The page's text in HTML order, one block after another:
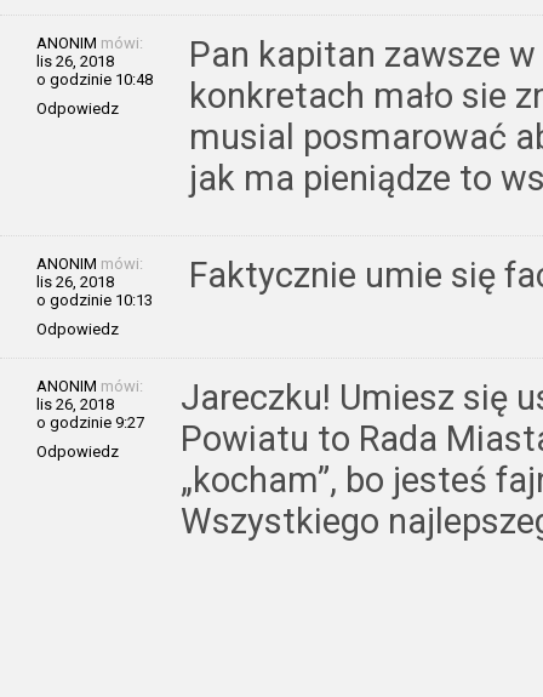
ANONIM mówi:
lis 26, 2018
o godzinie 10:48
Odpowiedz
Pan kapitan zawsze
konkretach mało sie
musial posmarować
jak ma pieniądze to
ANONIM mówi:
lis 26, 2018
o godzinie 10:13
Odpowiedz
Faktycznie umie się
ANONIM mówi:
lis 26, 2018
o godzinie 9:27
Odpowiedz
Jareczku! Umiesz się
Powiatu to Rada
„kocham”, bo jesteś
Wszystkiego